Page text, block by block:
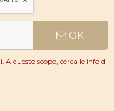
OK
questo scopo, cerca le info di